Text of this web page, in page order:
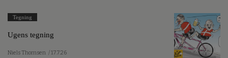
Tegning
Ugens tegning
Niels Thomsen / 17.7.26